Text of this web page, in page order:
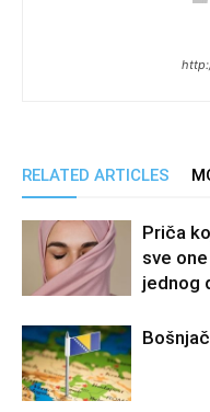
RELATED ARTICLES
Priča
sve
jednog